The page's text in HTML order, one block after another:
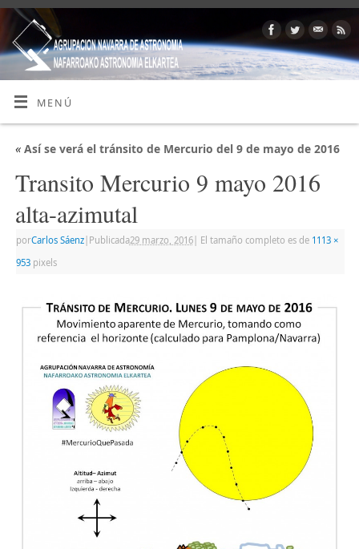
MENÚ
«Así se verá el tránsito de Mercurio del 9 de mayo de 2016
Transito Mercurio 9 mayo 2016
alta-azimutal
porCarlos Sáenz| Publicada29 marzo, 2016| El tamaño completo es de 1113 ×
953pixels